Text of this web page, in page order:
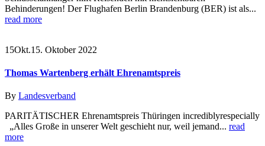
Behinderungen! Der Flughafen Berlin Brandenburg (BER) ist als...
read more
15Okt.15. Oktober 2022
Thomas Wartenberg erhält Ehrenamtspreis
By Landesverband
PARITÄTISCHER Ehrenamtspreis Thüringen incrediblyrespecially
„Alles Große in unserer Welt geschieht nur, weil jemand... read
more